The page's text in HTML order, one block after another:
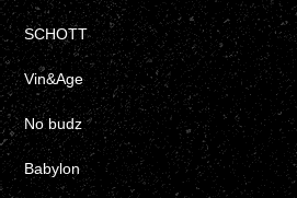
SCHOTT
Vin&Age
No budz
Babylon